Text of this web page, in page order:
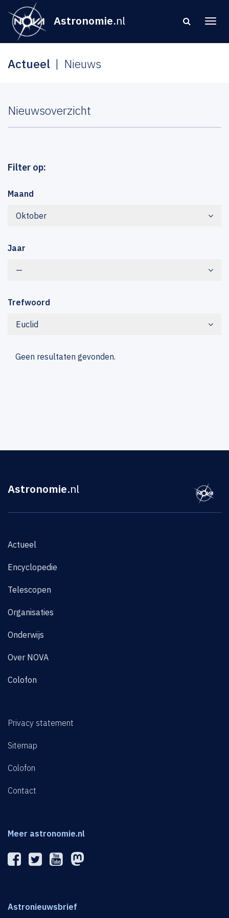
Astronomie.nl
Actueel Nieuws
Nieuwsoverzicht
Filter op:
Maand
Oktober
Jaar
—
Trefwoord
Euclid
Geen resultaten gevonden.
Astronomie.nl
Actueel
Encyclopedie
Telescopen
Organisaties
Onderwijs
Over NOVA
Colofon
Privacy statement
Sitemap
Colofon
Contact
Meer astronomie.nl
Astronieuwsbrief